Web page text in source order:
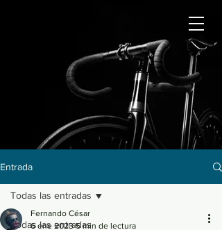
Entrada
Todas las entradas
Todas las entradas
Fernando César
6 ene 2023 5 min de lectura